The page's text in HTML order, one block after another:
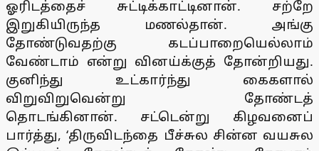
ஓரிடத்தைச் சுட்டிக்காட்டினான். சற்றே
இறுகியிருந்த மணல்தான். அங்கு
தோண்டுவதற்கு கடப்பாறையெல்லாம்
வேண்டாம் என்று வினய்க்குத் தோன்றியது.
குனிந்து உட்கார்ந்து கைகளால்
விறுவிறுவென்று தோண்டத்
தொடங்கினான். சட்டென்று கிழவனைப்
பார்த்து, ‘திருவிடந்தை பீச்சுல சின்ன வயசுல